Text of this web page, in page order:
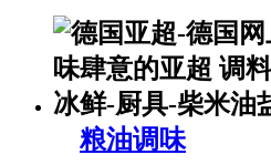
粮油调味